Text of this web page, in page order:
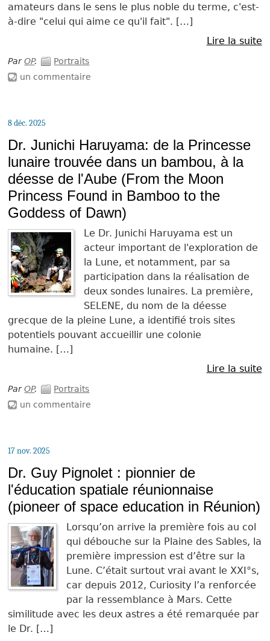
amateurs dans le sens le plus noble du terme, c'est-
à-dire "celui qui aime ce qu'il fait". […]
Lire la suite
ParOP.
Portraits
un commentaire
8 déc. 2025
Dr. Junichi Haruyama: de la Princesse
lunaire trouvée dans un bambou, à la
déesse de l'Aube (From the Moon
Princess Found in Bamboo to the
Goddess of Dawn)
Le Dr. Junichi Haruyama est un
acteur important de l'exploration de
la Lune, et notamment, par sa
participation dans la réalisation de
deux sondes lunaires. La première,
SELENE, du nom de la déesse
grecque de la pleine Lune, a identifié trois sites
potentiels pouvant accueillir une colonie
humaine. […]
Lire la suite
ParOP.
Portraits
un commentaire
17 nov. 2025
Dr. Guy Pignolet : pionnier de
l'éducation spatiale réunionnaise
(pioneer of space education in Réunion)
Lorsqu’on arrive la première fois au col
qui débouche sur la Plaine des Sables, la
première impression est d’être sur la
Lune. C’était surtout vrai avant le XXI°s,
car depuis 2012, Curiosity l’a renforcée
par la ressemblance à Mars. Cette
similitude avec les deux astres a été remarquée par
le Dr. […]